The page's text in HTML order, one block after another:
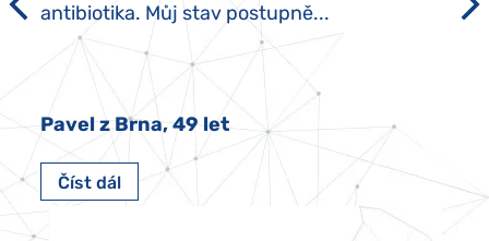
antibiotika. Můj stav postupně...
Pavel z Brna, 49 let
Číst dál